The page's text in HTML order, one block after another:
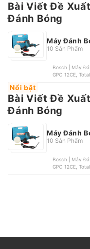
Bài Viết Đề
Đánh Bóng
Máy Đánh
10 Sản Phẩm
Bosch | Máy Đánh Bóng | GPO 950, Bosch | Máy Đánh Bóng |
GPO 12CE, Total |
Nổi bật
Bài Viết Đề
Đánh Bóng
Máy Đánh
10 Sản Phẩm
Bosch | Máy Đánh Bóng | GPO 950, Bosch | Máy Đánh Bóng |
GPO 12CE, Total |